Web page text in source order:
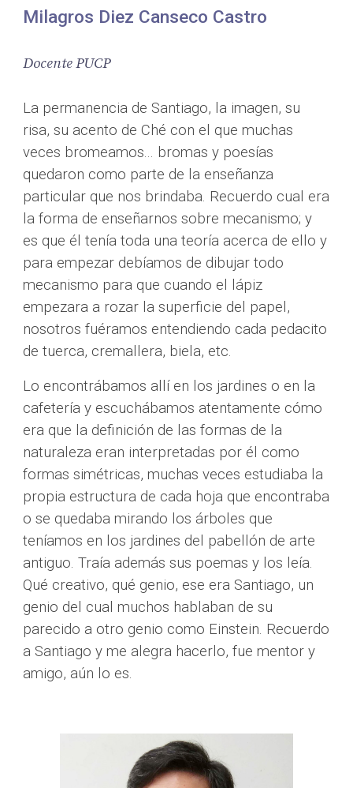
Milagros Diez Canseco Castro
Docente PUCP
La permanencia de Santiago, la imagen, su
risa, su acento de Ché con el que muchas
veces bromeamos... bromas y poesías
quedaron como parte de la enseñanza
particular que nos brindaba. Recuerdo cual era
la forma de enseñarnos sobre mecanismo; y
es que él tenía toda una teoría acerca de ello y
para empezar debíamos de dibujar todo
mecanismo para que cuando el lápiz
empezara a rozar la superficie del papel,
nosotros fuéramos entendiendo cada pedacito
de tuerca, cremallera, biela, etc.
Lo encontrábamos allí en los jardines o en la
cafetería y escuchábamos atentamente cómo
era que la definición de las formas de la
naturaleza eran interpretadas por él como
formas simétricas, muchas veces estudiaba la
propia estructura de cada hoja que encontraba
o se quedaba mirando los árboles que
teníamos en los jardines del pabellón de arte
antiguo. Traía además sus poemas y los leía.
Qué creativo, qué genio, ese era Santiago, un
genio del cual muchos hablaban de su
parecido a otro genio como Einstein. Recuerdo
a Santiago y me alegra hacerlo, fue mentor y
amigo, aún lo es.